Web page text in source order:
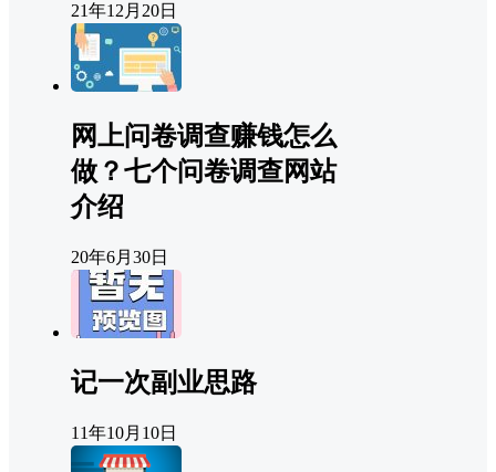
21年12月20日
网上问卷调查赚钱怎么
做？七个问卷调查网站
介绍
20年6月30日
记一次副业思路
11年10月10日